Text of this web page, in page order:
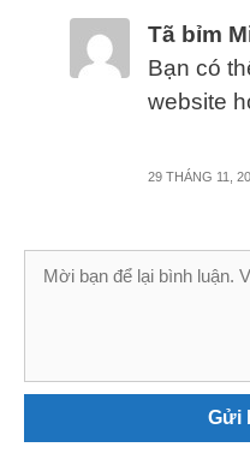
Tã bỉm
Bạn có
website
29 THÁNG 11,
Bình